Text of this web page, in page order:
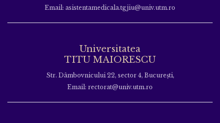
Email: asistentamedicala.tgjiu@univ.utm.ro
Universitatea
TITU MAIORESCU
Str. Dâmbovnicului 22, sector 4, București,
Email: rectorat@univ.utm.ro